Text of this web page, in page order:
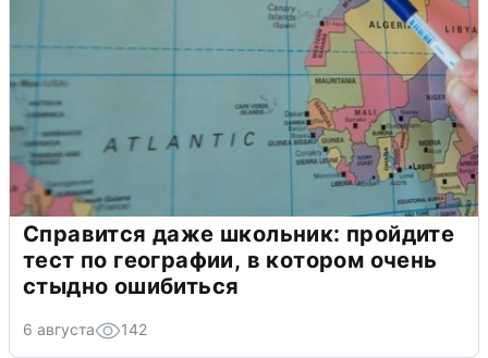
Справится даже школьник: пройдите
тест по географии, в котором очень
стыдно ошибиться
6 августа 142